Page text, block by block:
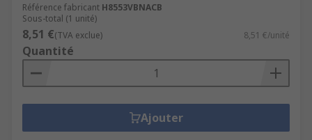
Référence fabricant H8553VBNACB
Sous-total (1 unité)
8,51 €(TVA exclue) 8,51 €/unité
Quantité
Ajouter